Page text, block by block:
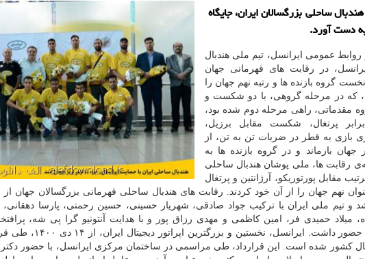
ساحلی بزرگسالان ایران، جایگاه
دست آورد.
روابط عمومی ایرانسل، تیم ملی هندبال
در رقابت های قهرمانی جهان
گروه بازنده ها و رتبه نهم جهان را
که در مرحله گروهی، با دو شکست و
مقدماتی، راهی مرحله دوم شده بود،
پرتغال، شکست مقابل برزیل،
بازی به قطر در ضربات تن به تن، از
بازماند و در گروه بازنده ها به
رقابت ها، ملی پوشان هندبال ساحلی
مقابل پورتوریکو، آرژانتین و پرتغال
شد و تیم ملی ایران با ترکیب جواد صادقی، شهریار حسینی، حسین رحمتی، پارسا
میلاد حمیدی فر، امین کاظمی و مهدی رزاق پور و با هدایت آنتونیو گرا پی شه،
ساحلی جهان، در این مسابقات حضور
کشور شده است. این قرارداد، طی مراسمی در ساختمان مرکزی ایرانسل، با حضور دکتر